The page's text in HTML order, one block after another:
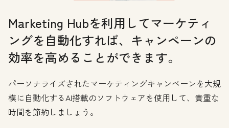
Marketing Hubを利用してマーケティ
ングを自動化すれば、キャンペーンの
効率を高めることができます。
パーソナライズされたマーケティングキャンペーンを大規
模に自動化するAI搭載のソフトウェアを使用して、貴重な
時間を節約しましょう。